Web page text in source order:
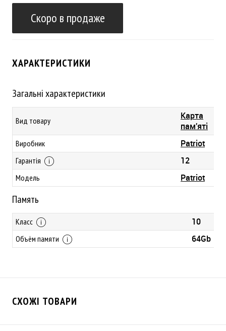
Скоро в продаже
ХАРАКТЕРИСТИКИ
Загальні характеристики
Вид товару
Карта
пам'яті
Виробник Patriot
Гарантія 12
Модель Patriot
Память
Класс 10
Объём памяти 64Gb
СХОЖІ ТОВАРИ